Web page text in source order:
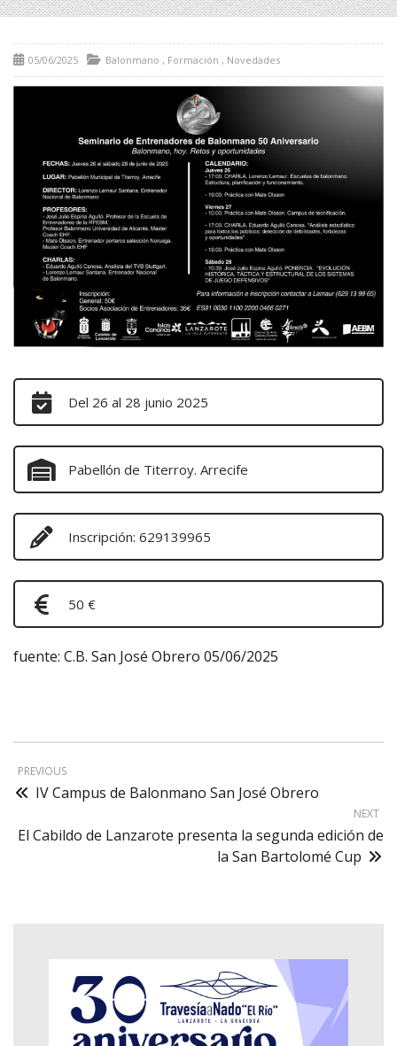
05/06/2025 Balonmano , Formación , Novedades
Del 26 al 28 junio 2025
Pabellón de Titerroy. Arrecife
Inscripción: 629139965
50 €
fuente: C.B. San José Obrero 05/06/2025
PREVIOUS
IV Campus de Balonmano San José Obrero
NEXT
El Cabildo de Lanzarote presenta la segunda edición de
la San Bartolomé Cup